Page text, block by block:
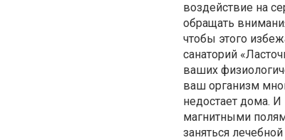
воздействие на
обращать
чтобы этого
санаторий
ваших
ваш организм
недостает дома.
магнитными
заняться